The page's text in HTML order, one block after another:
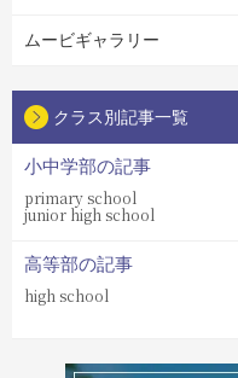
ムービギャラリー
クラス別記事一覧
小中学部の記事
primary school
junior high school
高等部の記事
high school